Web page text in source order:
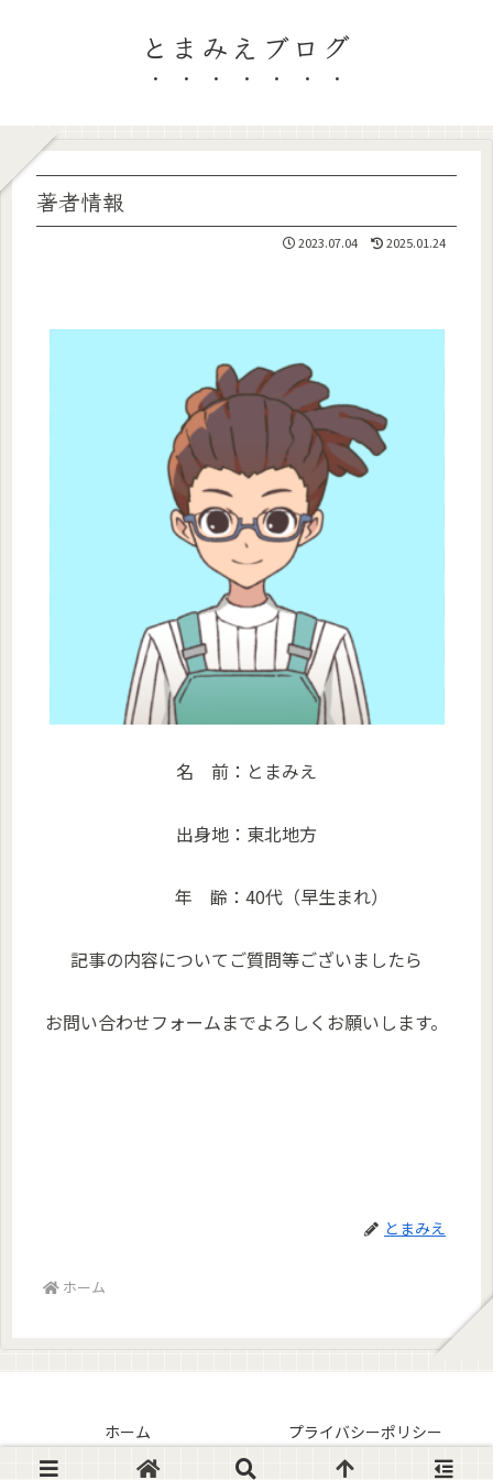
とまみえブログ
著者情報
2023.07.04 2025.01.24
名 前：とまみえ
出身地：東北地方
年 齢：40代（早生まれ）
記事の内容についてご質問等ございましたら
お問い合わせフォームまでよろしくお願いします。
とまみえ
ホーム
ホーム
プライバシーポリシー
© 2023 とまみえブログ.